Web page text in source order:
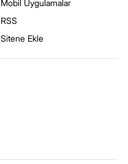
Mobil Uygulamalar
RSS
Sitene Ekle